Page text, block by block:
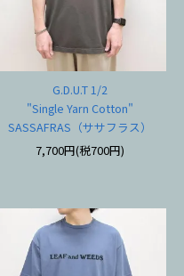
G.D.U.T 1/2
"Single Yarn Cotton"
SASSAFRAS（ササフラス）
7,700円(税700円)